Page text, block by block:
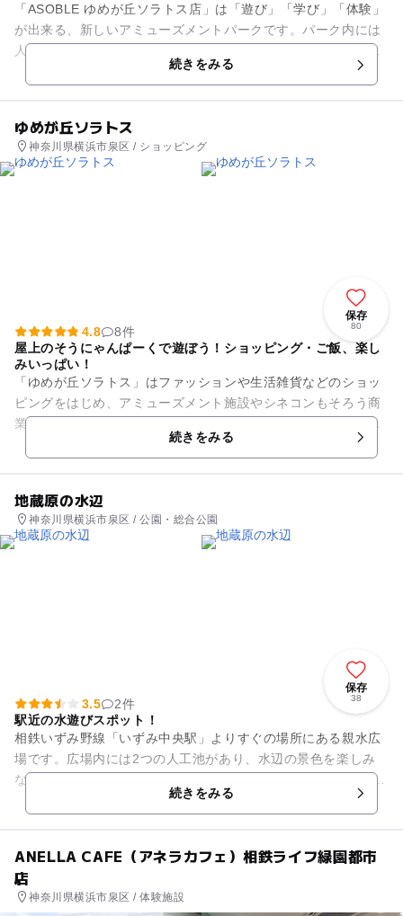
「ASOBLE ゆめが丘ソラトス店」は「遊び」「学び」「体験」
が出来る、新しいアミューズメントパークです。パーク内には
人気キャラクターなどのクレーンゲームや、屋内とは思えない
続きをみる
ゆめが丘ソラトス
神奈川県横浜市泉区 / ショッピング
保存
80
4.8
8件
屋上のそうにゃんぱーくで遊ぼう！ショッピング・ご飯、楽し
みいっぱい！
「ゆめが丘ソラトス」はファッションや生活雑貨などのショッ
ピングをはじめ、アミューズメント施設やシネコンもそろう商
業施設。レストランやフードコート、カフェも充実しており家
族で一日中楽しめるスポット...続きをみる
地蔵原の水辺
神奈川県横浜市泉区 / 公園・総合公園
保存
38
3.5
2件
駅近の水遊びスポット！
相鉄いずみ野線「いずみ中央駅」よりすぐの場所にある親水広
場です。広場内には2つの人工池があり、水辺の景色を楽しみ
ながら様々な過ごし方ができます。 春には、桜も美しく、川沿
続きをみる
ANELLA CAFE（アネラカフェ）相鉄ライフ緑園都市
店
神奈川県横浜市泉区 / 体験施設